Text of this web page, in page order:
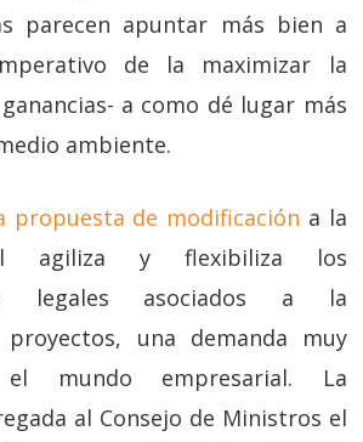
parecen apuntar más bien a
de la maximizar la
a como dé lugar más
ambiente.
propuesta de modificación a la
agiliza y flexibiliza los
legales asociados a la
una demanda muy
mundo empresarial. La
al Consejo de Ministros el